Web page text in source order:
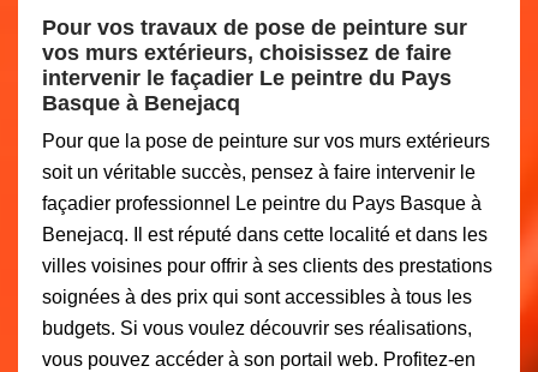
Pour vos travaux de pose de peinture sur
vos murs extérieurs, choisissez de faire
intervenir le façadier Le peintre du Pays
Basque à Benejacq
Pour que la pose de peinture sur vos murs extérieurs
soit un véritable succès, pensez à faire intervenir le
façadier professionnel Le peintre du Pays Basque à
Benejacq. Il est réputé dans cette localité et dans les
villes voisines pour offrir à ses clients des prestations
soignées à des prix qui sont accessibles à tous les
budgets. Si vous voulez découvrir ses réalisations,
vous pouvez accéder à son portail web. Profitez-en